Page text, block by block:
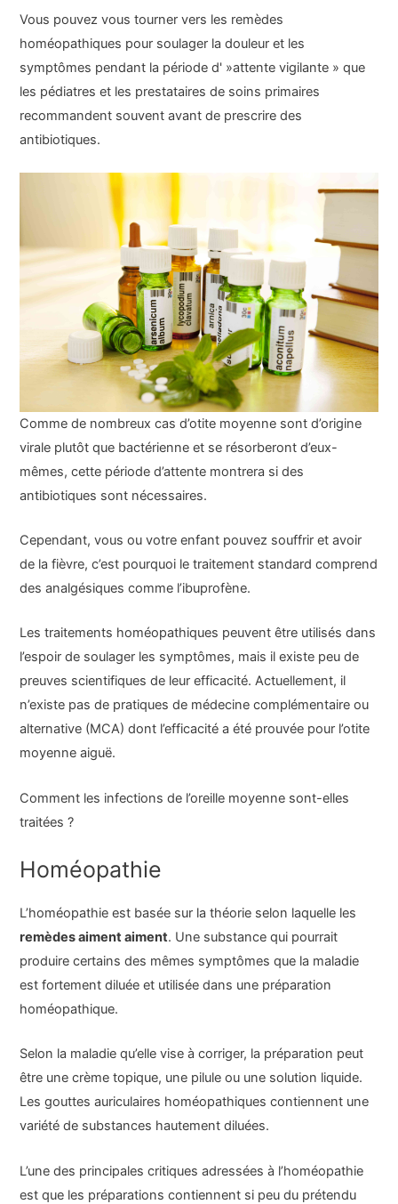
Vous pouvez vous tourner vers les remèdes
homéopathiques pour soulager la douleur et les
symptômes pendant la période d' »attente vigilante » que
les pédiatres et les prestataires de soins primaires
recommandent souvent avant de prescrire des
antibiotiques.
Comme de nombreux cas d’otite moyenne sont d’origine
virale plutôt que bactérienne et se résorberont d’eux-
mêmes, cette période d’attente montrera si des
antibiotiques sont nécessaires.
Cependant, vous ou votre enfant pouvez souffrir et avoir
de la fièvre, c’est pourquoi le traitement standard comprend
des analgésiques comme l’ibuprofène.
Les traitements homéopathiques peuvent être utilisés dans
l’espoir de soulager les symptômes, mais il existe peu de
preuves scientifiques de leur efficacité. Actuellement, il
n’existe pas de pratiques de médecine complémentaire ou
alternative (MCA) dont l’efficacité a été prouvée pour l’otite
moyenne aiguë.
Comment les infections de l’oreille moyenne sont-elles
traitées ?
Homéopathie
L’homéopathie est basée sur la théorie selon laquelle les
remèdes aiment aiment. Une substance qui pourrait
produire certains des mêmes symptômes que la maladie
est fortement diluée et utilisée dans une préparation
homéopathique.
Selon la maladie qu’elle vise à corriger, la préparation peut
être une crème topique, une pilule ou une solution liquide.
Les gouttes auriculaires homéopathiques contiennent une
variété de substances hautement diluées.
L’une des principales critiques adressées à l’homéopathie
est que les préparations contiennent si peu du prétendu